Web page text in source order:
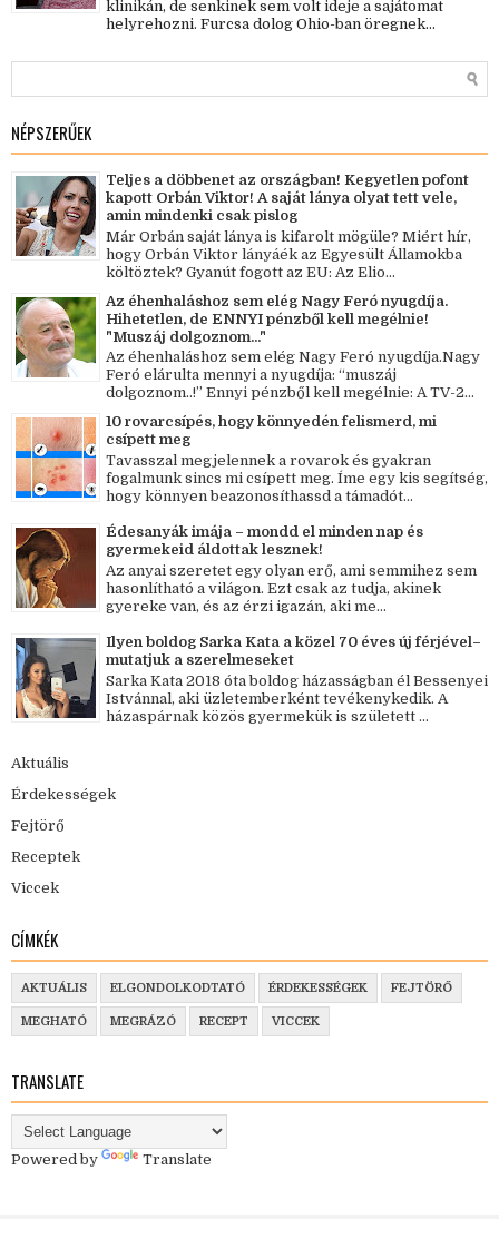
klinikán, de senkinek sem volt ideje a sajátomat
helyrehozni. Furcsa dolog Ohio-ban öregnek...
NÉPSZERŰEK
Teljes a döbbenet az országban! Kegyetlen pofont
kapott Orbán Viktor! A saját lánya olyat tett vele,
amin mindenki csak pislog
Már Orbán saját lánya is kifarolt mögüle? Miért hír,
hogy Orbán Viktor lányáék az Egyesült Államokba
költöztek? Gyanút fogott az EU: Az Elio...
Az éhenhaláshoz sem elég Nagy Feró nyugdíja.
Hihetetlen, de ENNYI pénzből kell megélnie!
"Muszáj dolgoznom..."
Az éhenhaláshoz sem elég Nagy Feró nyugdíja.Nagy
Feró elárulta mennyi a nyugdíja: “muszáj
dolgoznom..!” Ennyi pénzből kell megélnie: A TV-2...
10 rovarcsípés, hogy könnyedén felismerd, mi
csípett meg
Tavasszal megjelennek a rovarok és gyakran
fogalmunk sincs mi csípett meg. Íme egy kis segítség,
hogy könnyen beazonosíthassd a támadót...
Édesanyák imája – mondd el minden nap és
gyermekeid áldottak lesznek!
Az anyai szeretet egy olyan erő, ami semmihez sem
hasonlítható a világon. Ezt csak az tudja, akinek
gyereke van, és az érzi igazán, aki me...
Ilyen boldog Sarka Kata a közel 70 éves új férjével–
mutatjuk a szerelmeseket
Sarka Kata 2018 óta boldog házasságban él Bessenyei
Istvánnal, aki üzletemberként tevékenykedik. A
házaspárnak közös gyermekük is született ...
Aktuális
Érdekességek
Fejtörő
Receptek
Viccek
CÍMKÉK
AKTUÁLIS ELGONDOLKODTATÓ ÉRDEKESSÉGEK FEJTÖRŐ
MEGHATÓ MEGRÁZÓ RECEPT VICCEK
TRANSLATE
Powered by Translate